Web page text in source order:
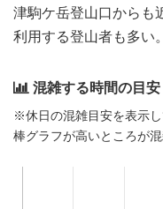
津駒ケ岳登山口からも
利用する登山者も多い。
混雑する時間の目安
※休日の混雑目安を表示し
棒グラフが高いところが